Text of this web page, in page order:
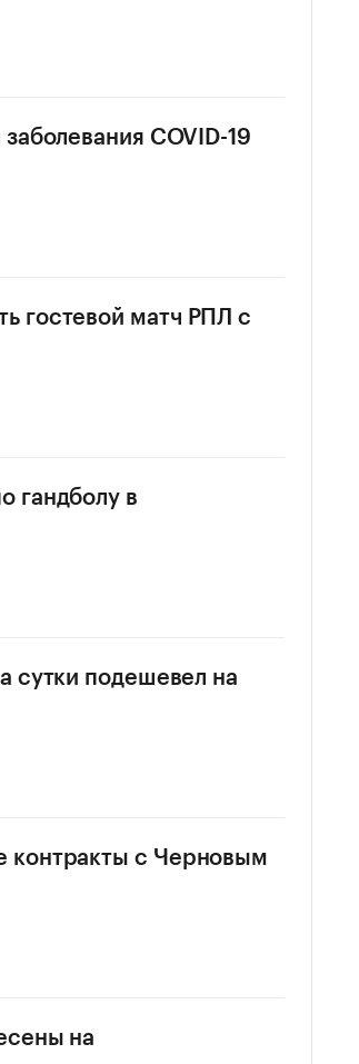
COVID-19
гостевой матч РПЛ с
гандболу в
сутки подешевел на
контракты с Черновым
на